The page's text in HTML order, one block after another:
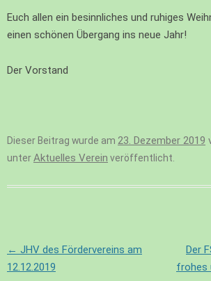
Euch allen ein besinnliches und ruhiges
einen schönen Übergang ins neue Jahr!
Der Vorstand
Dieser Beitrag wurde am 23. Dezember 2019
unterAktuelles Verein veröffentlicht.
Beitragsnavigation
← JHV des Fördervereins am
12.12.2019
Der
frohes